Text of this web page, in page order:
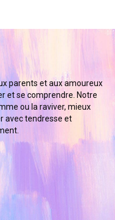
parents et aux amoureux
et se comprendre. Notre
ou la raviver, mieux
avec tendresse et